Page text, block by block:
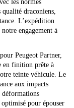
les normes
draconiens,
L’expédition
engagement à
Peugeot Partner,
en finition prête à
teinte véhicule. Le
aux impacts
déformations
pour épouser